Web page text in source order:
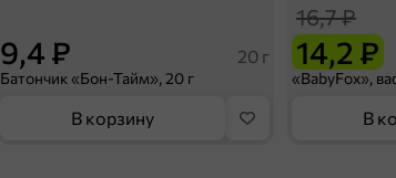
9,4 ₽ 20 г
Батончик «Бон-Тайм», 20 г
В корзину
16,7 ₽
14,2 ₽
В